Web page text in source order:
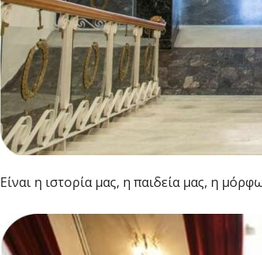
Είναι η ιστορία μας, η παιδεία μας, η